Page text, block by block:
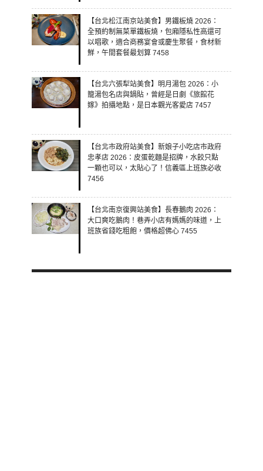
【台北松江南京站美食】男鐵板燒 2026：
全預約制無菜單鐵板燒，包廂隱私性高還可
以唱歌，適合商務宴會或慶生聚餐，食材新
鮮，午間套餐最划算 7458
【台北六張犁站美食】明月湯包 2026：小
籠湯包名店與鍋貼，曾經是日劇《旅館花
嫁》拍攝地點，是日本觀光客愛店 7457
【台北市政府站美食】新娘子小吃店市政府
忠孝店 2026：皮蛋乾麵是招牌，水餃只點
一顆也可以，太貼心了！信義區上班族必收
7456
【台北南京復興站美食】長春鵝肉 2026：
大口爽吃鵝肉！巷弄小店有媽媽的味道，上
班族省錢吃粗飽，價格超佛心 7455